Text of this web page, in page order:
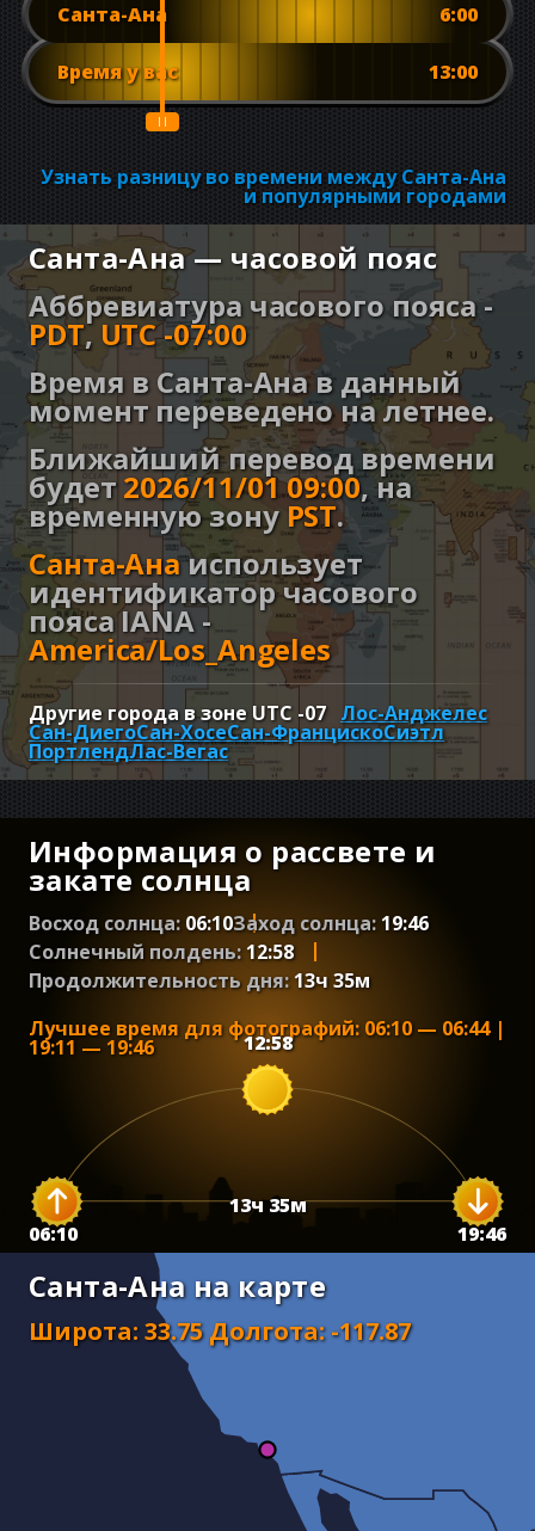
Санта-Ана 6:00
Время у вас 13:00
Узнать разницу во времени между Санта-Ана
и популярными городами
Санта-Ана — часовой пояс
Аббревиатура часового пояса -
PDT, UTC -07:00
Время в Санта-Ана в данный
момент переведено на летнее.
Ближайший перевод времени
будет2026/11/01 09:00, на
временную зону PST.
Санта-Анаиспользует
идентификатор часового
пояса IANA -
America/Los_Angeles
Другие города в зоне UTC -07 Лос-Анджелес
Сан-ДиегоСан-ХосеСан-ФранцискоСиэтл
ПортлендЛас-Вегас
Информация о рассвете и
закате солнца
Восход солнца: 06:10Заход солнца: 19:46
Солнечный полдень: 12:58
Продолжительность дня: 13ч35м
Лучшее время для фотографий: 06:10— 06:44|
19:11 — 19:46
06:10 19:46
12:58
13ч35м
Санта-Ана на карте
Широта: 33.75 Долгота:-117.87